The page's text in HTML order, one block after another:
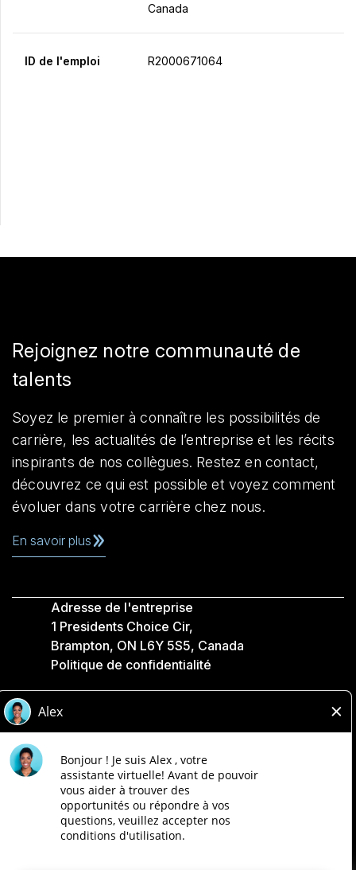
Canada
ID de l'emploi R2000671064
Rejoignez notre communauté de
talents
Soyez le premier à connaître les possibilités de
carrière, les actualités de l’entreprise et les récits
inspirants de nos collègues. Restez en contact,
découvrez ce qui est possible et voyez comment
évoluer dans votre carrière chez nous.
En savoir plus
Adresse de l'entreprise
1 Presidents Choice Cir,
Brampton, ON L6Y 5S5, Canada
Politique de confidentialité
Accessibilité
Compagnies Loblaw